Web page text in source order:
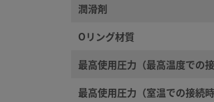
潤滑剤
Oリング材質
最高使用圧力（最高温度での接
最高使用圧力（室温での接続時